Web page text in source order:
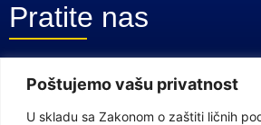
Poštujemo vašu privatnost
U skladu sa Zakonom o zaštiti ličnih
Pratite nas
Facebook Stranica
Youtube Kanal